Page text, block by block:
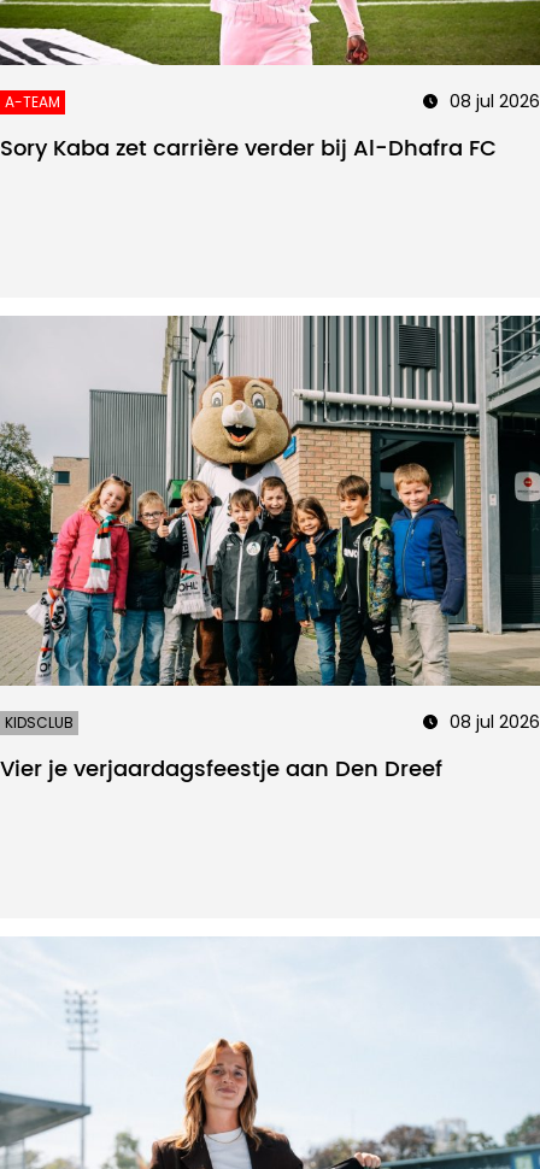
A-TEAM 08 jul 2026
Sory Kaba zet carrière verder bij Al-Dhafra FC
KIDSCLUB 08 jul 2026
Vier je verjaardagsfeestje aan Den Dreef